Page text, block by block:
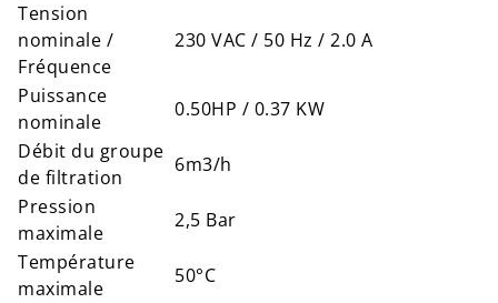
Tension
nominale /
Fréquence
230 VAC / 50 Hz / 2.0 A
Puissance
nominale
0.50HP / 0.37 KW
Débit du groupe
de filtration
6m3/h
Pression
maximale
2,5 Bar
Température
maximale
50°C